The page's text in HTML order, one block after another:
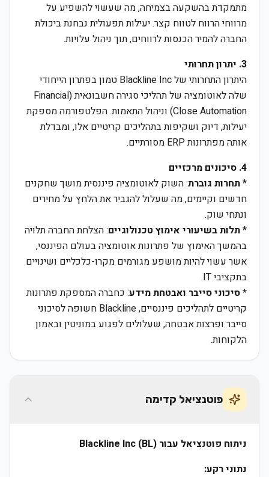
מתמקדת בהשקעה בצמיחה, מה שעשוי להשפיע על
מרווחי הרווח לטווח קצר. יעילות תפעולית נבחנת ביכולת
החברה להמיר הכנסות לרווחים, תוך ניהול עלויות.
3. יתרון תחרותי
היתרון התחרותי של Blackline Inc טמון בפתרון הייחודי
שלה לאוטומציה של תהליכי סגירה חשבונאית (Financial
Close Automation) וניהול התאמות. הפלטפורמה מספקת
יעילות, דיוק ושקיפות בתהליכים קריטיים אלו, ומבדלת
אותה מפתרונות ERP מסורתיים.
4. סיכונים מרכזיים
*תחרות גוברת: השוק לאוטומציה פיננסית מושך שחקנים
חדשים וקיימים, מה שעלול להגביר את הלחץ על מחירים
ונתחי שוק.
*תלות בשיעורי אימוץ טכנולוגיים: הצלחת החברה תלויה
בהמשך האימוץ של פתרונות אוטומציה בעולם הפיננסי,
אשר עשוי להיות מושפע מגורמים מקרו-כלכליים ושינויים
בתקציבי IT.
*סיכוני סייבר ואבטחת מידע: כחברה המספקת פתרונות
קריטיים לתהליכים פיננסיים, Blackline חשופה לסיכוני
סייבר ופרצות אבטחה, שעלולים לפגוע במוניטין ובאמון
הלקוחות.
פוטנציאל קדימה
ניתוח פוטנציאל עבור Blackline Inc (BL)
נתוני רקע: